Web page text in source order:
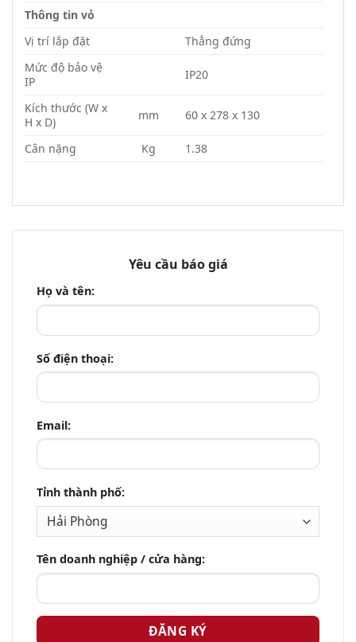
Thông tin vỏ
Vị trí lắp đặt
Thẳng đứng
Mức độ bảo vệ
IP
IP20
Kích thước (W x
H x D)
mm 60 x 278 x 130
Cân nặng Kg 1.38
Yêu cầu báo giá
Họ và tên:
Số điện thoại:
Email:
Tỉnh thành phố:
Tên doanh nghiệp / cửa hàng: